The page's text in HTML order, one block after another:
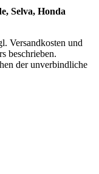
Selva, Honda
Versandkosten und
beschrieben.
der unverbindliche